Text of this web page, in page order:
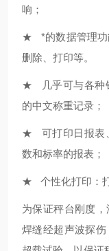
响；
★ *的数据管理功
删除、打印等。
★ 几乎可与各种
的中文称重记录；
★ 可打印日报表
数和标率的报表；
★ 个性化打印：打
为保证秤台刚度
焊缝经超声波探